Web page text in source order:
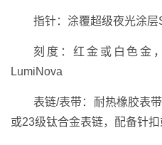
指针：涂覆超级夜光涂
刻度：红金或白色金
LumiNova
表链/表带：耐热橡胶表
或23级钛合金表链，配备针扣